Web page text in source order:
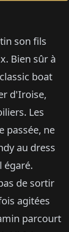
son fils
Bien sûr à
boat
d'Iroise,
Les
passée, ne
au dress
égaré.
de sortir
agitées
parcourt